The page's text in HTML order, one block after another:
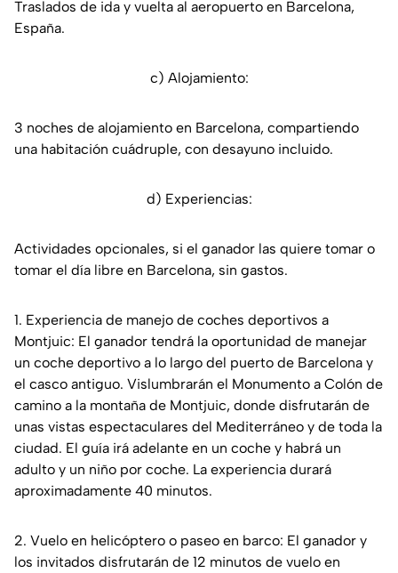
Traslados de ida y vuelta al aeropuerto en Barcelona,
España.
c) Alojamiento:
3 noches de alojamiento en Barcelona, compartiendo
una habitación cuádruple, con desayuno incluido.
d) Experiencias:
Actividades opcionales, si el ganador las quiere tomar o
tomar el día libre en Barcelona, sin gastos.
1. Experiencia de manejo de coches deportivos a
Montjuic: El ganador tendrá la oportunidad de manejar
un coche deportivo a lo largo del puerto de Barcelona y
el casco antiguo. Vislumbrarán el Monumento a Colón de
camino a la montaña de Montjuic, donde disfrutarán de
unas vistas espectaculares del Mediterráneo y de toda la
ciudad. El guía irá adelante en un coche y habrá un
adulto y un niño por coche. La experiencia durará
aproximadamente 40 minutos.
2. Vuelo en helicóptero o paseo en barco: El ganador y
los invitados disfrutarán de 12 minutos de vuelo en